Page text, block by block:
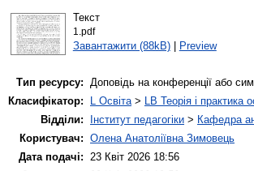
Текст
1.pdf
Завантажити (88kB)| Preview
Тип ресурсу: Доповідь на конференції або
Класифікатор:
L Освіта> LB Теорія і практика
Відділи:
Інститут педагогіки > Кафедра
Користувач: Олена Анатоліївна Зимовець
Дата подачі: 23 Квіт 2026 18:56